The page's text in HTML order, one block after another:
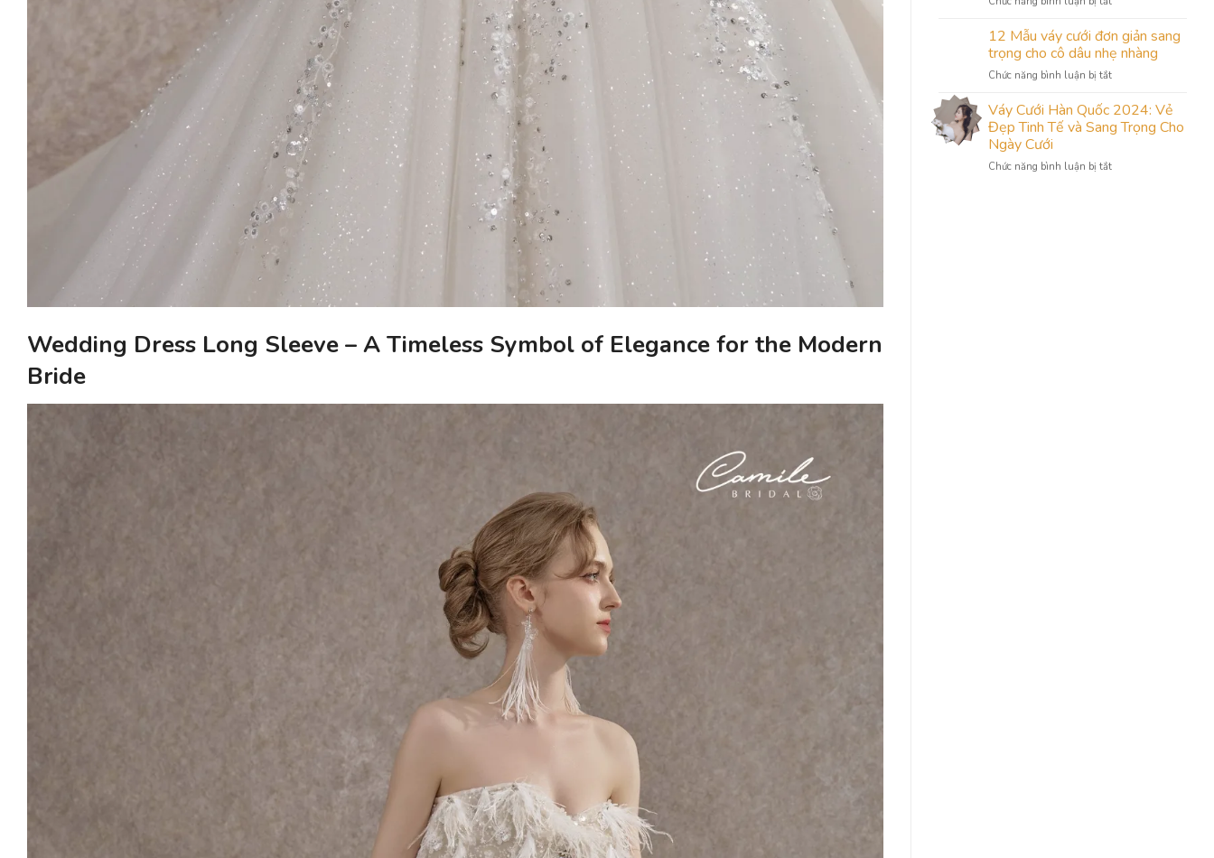
Wedding Dress Long Sleeve – A Timeless Symbol of Elegance for the Modern
Bride
Quốc
Năm
2024?
cưới
kế
năm
2024
từ
Bridal
thuê
váy
cưới,
tại
nhất
định
phải
màu
12 Mẫu váy cưới đơn giản sang
trọng cho cô dâu nhẹ nhàng
Chức năng bình luận bị tắtở
Mẫu
váy
cưới
giản
Váy Cưới Hàn Quốc 2024: Vẻ
Đẹp Tinh Tế và Sang Trọng Cho
Ngày Cưới
Chức năng bình luận bị tắtở